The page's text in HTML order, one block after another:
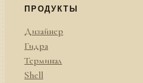
ПРОДУКТЫ
Дизайнер
Гидра
Терминал
Shell